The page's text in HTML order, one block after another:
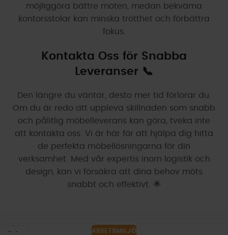
möjliggöra bättre möten, medan bekväma
kontorsstolar kan minska trötthet och förbättra
fokus.
Kontakta Oss för Snabba
Leveranser 📞
Den längre du väntar, desto mer tid förlorar du.
Om du är redo att uppleva skillnaden som snabb
och pålitlig möbelleverans kan göra, tveka inte
att kontakta oss. Vi är här för att hjälpa dig hitta
de perfekta möbellösningarna för din
verksamhet. Med vår expertis inom logistik och
design, kan vi försäkra att dina behov möts
snabbt och effektivt. 🌟
ARBETSMILJÖ